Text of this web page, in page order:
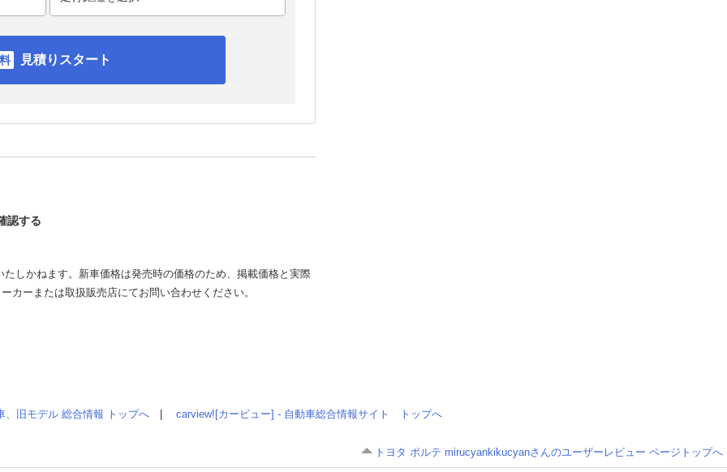
見積りスタート
認する
しかねます。新車価格は発売時の価格のため、掲載価格と実際
カーまたは取扱販売店にてお問い合わせください。
、旧モデル 総合情報 トップへ carview![カービュー] - 自動車総合情報サイト トップへ
トヨタ ポルテ mirucyankikucyanさんのユーザーレビュー ページトップへ